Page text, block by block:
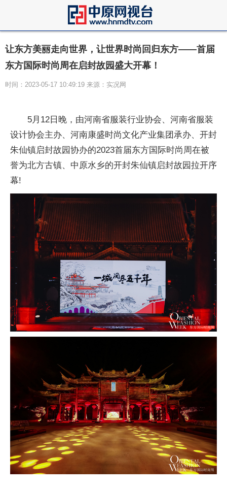
让东方美丽走向世界，让世界时尚回归东方——首届
东方国际时尚周在启封故园盛大开幕！
时间：2023-05-17 10:49:19 来源：实况网
5月12日晚，由河南省服装行业协会、河南省服装
设计协会主办、河南康盛时尚文化产业集团承办、开封
朱仙镇启封故园协办的2023首届东方国际时尚周在被
誉为北方古镇、中原水乡的开封朱仙镇启封故园拉开序
幕!